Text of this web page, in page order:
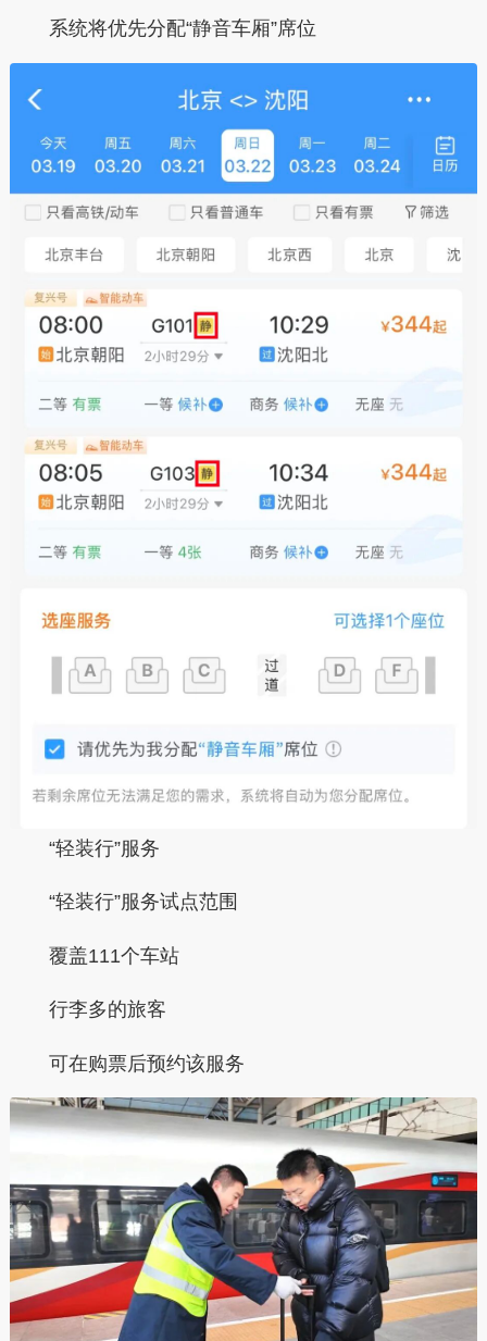
系统将优先分配“静音车厢”席位
“轻装行”服务
“轻装行”服务试点范围
覆盖111个车站
行李多的旅客
可在购票后预约该服务